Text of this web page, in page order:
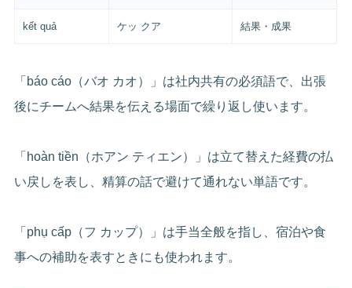
kết quả ケッ クア 結果・成果
「báo cáo（バオ カオ）」は社内共有の必須語で、出張
後にチームへ結果を伝える場面で繰り返し使います。
「hoàn tiền（ホアン ティエン）」は立て替えた経費の払
い戻しを表し、精算の話で避けて通れない単語です。
「phụ cấp（フ カップ）」は手当全般を指し、宿泊や食
事への補助を表すときにも使われます。